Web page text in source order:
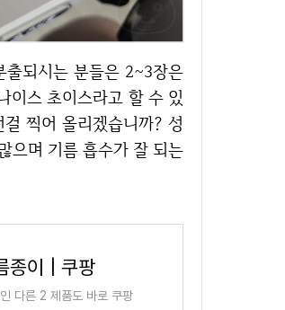
이스 초이스라고 할 수 있
찍어 올리겠습니까? 성
으며 기름 흡수가 잘 되는
종이 | 쿠팡
다른 2 제품도 바로 쿠팡